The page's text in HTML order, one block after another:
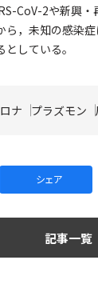
CoV-2や新興
ら，未知の感染
している。
ナ プラズモン
シェア
記事一覧